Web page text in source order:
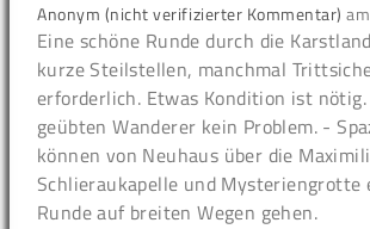
Anonym (nicht verifizierter Kommentar) am
Eine schöne Runde durch die
kurze Steilstellen, manchmal
erforderlich. Etwas Kondition ist nötig.
geübten Wanderer kein Problem. -
können von Neuhaus über die
Schlieraukapelle und Mysteriengrotte
Runde auf breiten Wegen gehen.